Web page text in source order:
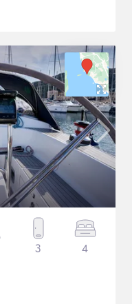
3 4